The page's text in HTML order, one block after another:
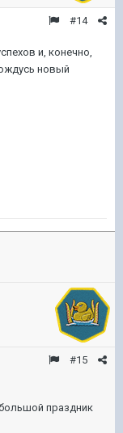
#14
и, конечно,
новый
#15
праздник